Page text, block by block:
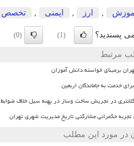
آموزش ارز ایمنی تخصص
پسندید؟ (1)
(0)
مرتبط
برمبنای خواسته دانش آموزان
خدمت به جاماندگان اربعین
در تجریش ساخت وساز در پهنه سیل خلاف ضوابط
حکمرانی مشارکتی تاریخ مدیریت شهری تهران
در مورد این مطلب